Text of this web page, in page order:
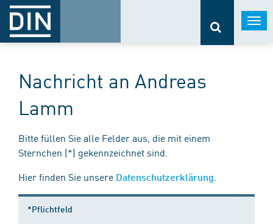
Nachricht an Andreas
Lamm
Bitte füllen Sie alle Felder aus, die mit einem
Sternchen (*) gekennzeichnet sind.
Hier finden Sie unsere Datenschutzerklärung
*Pflichtfeld